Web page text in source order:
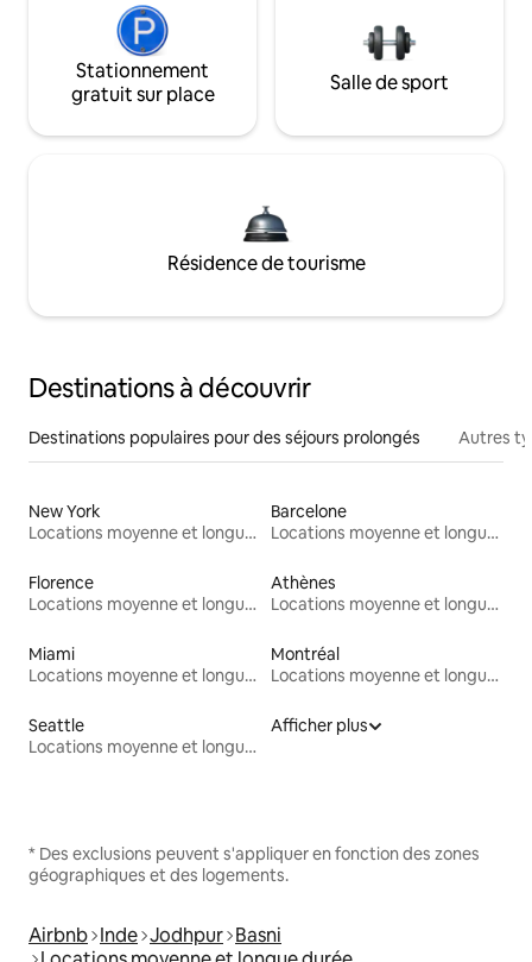
Stationnement
gratuit sur place
Salle de sport
Résidence de tourisme
Destinations à découvrir
Destinations populaires pour des séjours prolongés Autres
New York
Locations moyenne et longue durée
Barcelone
Locations moyenne et longue durée
Florence
Locations moyenne et longue durée
Athènes
Locations moyenne et longue durée
Miami
Locations moyenne et longue durée
Montréal
Locations moyenne et longue durée
Seattle
Locations moyenne et longue durée
Afficher plus
* Des exclusions peuvent s'appliquer en fonction des zones
géographiques et des logements.
Airbnb Inde Jodhpur Basni